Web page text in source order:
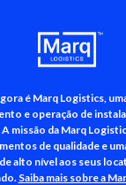
é Marq Logistics,
e operação de
missão da Marq
de qualidade e
alto nível aos seus
Saiba mais sobre a